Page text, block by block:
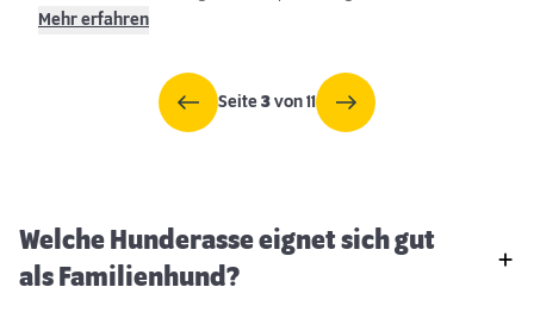
hervorragenden Begleiter für aktive Menschen und Familien
geistigen und körperlichen Herausforderungen, ist essentiell, um
diesen Hund zufrieden und ausgeglichen zu halten.
Mehr erfahren
Seite3von 11
Welche Hunderasse eignet sich gut
als Familienhund?